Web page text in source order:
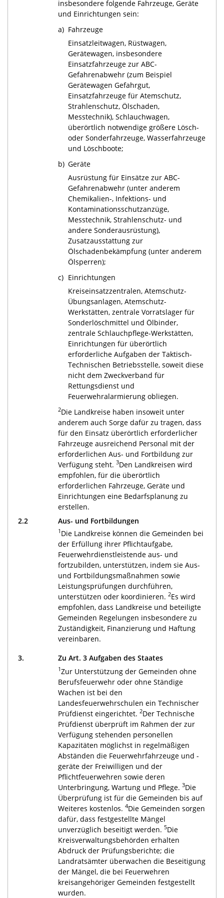
insbesondere folgende Fahrzeuge, Geräte
und Einrichtungen sein:
a) Fahrzeuge
Einsatzleitwagen, Rüstwagen,
Gerätewagen, insbesondere
Einsatzfahrzeuge zur ABC-
Gefahrenabwehr (zum Beispiel
Gerätewagen Gefahrgut,
Einsatzfahrzeuge für Atemschutz,
Strahlenschutz, Ölschaden,
Messtechnik), Schlauchwagen,
überörtlich notwendige größere Lösch-
oder Sonderfahrzeuge, Wasserfahrzeuge
und Löschboote;
b) Geräte
Ausrüstung für Einsätze zur ABC-
Gefahrenabwehr (unter anderem
Chemikalien-, Infektions- und
Kontaminationsschutzanzüge,
Messtechnik, Strahlenschutz- und
andere Sonderausrüstung),
Zusatzausstattung zur
Ölschadenbekämpfung (unter anderem
Ölsperren);
c) Einrichtungen
Kreiseinsatzzentralen, Atemschutz-
Übungsanlagen, Atemschutz-
Werkstätten, zentrale Vorratslager für
Sonderlöschmittel und Ölbinder,
zentrale Schlauchpflege-Werkstätten,
Einrichtungen für überörtlich
erforderliche Aufgaben der Taktisch-
Technischen Betriebsstelle, soweit diese
nicht dem Zweckverband für
Rettungsdienst und
Feuerwehralarmierung obliegen.
2Die Landkreise haben insoweit unter
anderem auch Sorge dafür zu tragen, dass
für den Einsatz überörtlich erforderlicher
Fahrzeuge ausreichend Personal mit der
erforderlichen Aus- und Fortbildung zur
Verfügung steht. 3Den Landkreisen wird
empfohlen, für die überörtlich
erforderlichen Fahrzeuge, Geräte und
Einrichtungen eine Bedarfsplanung zu
erstellen.
2.2
Aus- und Fortbildungen
1 Die Landkreise können die Gemeinden bei
der Erfüllung ihrer Pflichtaufgabe,
Feuerwehrdienstleistende aus- und
fortzubilden, unterstützen, indem sie Aus-
und Fortbildungsmaßnahmen sowie
Leistungsprüfungen durchführen,
unterstützen oder koordinieren. 2Es wird
empfohlen, dass Landkreise und beteiligte
Gemeinden Regelungen insbesondere zu
Zuständigkeit, Finanzierung und Haftung
vereinbaren.
3.
Zu Art. 3 Aufgaben des Staates
1Zur Unterstützung der Gemeinden ohne
Berufsfeuerwehr oder ohne Ständige
Wachen ist bei den
Landesfeuerwehrschulen ein Technischer
Prüfdienst eingerichtet. 2Der Technische
Prüfdienst überprüft im Rahmen der zur
Verfügung stehenden personellen
Kapazitäten möglichst in regelmäßigen
Abständen die Feuerwehrfahrzeuge und -
geräte der Freiwilligen und der
Pflichtfeuerwehren sowie deren
Unterbringung, Wartung und Pflege. 3Die
Überprüfung ist für die Gemeinden bis auf
Weiteres kostenlos. 4Die Gemeinden sorgen
dafür, dass festgestellte Mängel
unverzüglich beseitigt werden. 5Die
Kreisverwaltungsbehörden erhalten
Abdruck der Prüfungsberichte; die
Landratsämter überwachen die Beseitigung
der Mängel, die bei Feuerwehren
kreisangehöriger Gemeinden festgestellt
wurden.